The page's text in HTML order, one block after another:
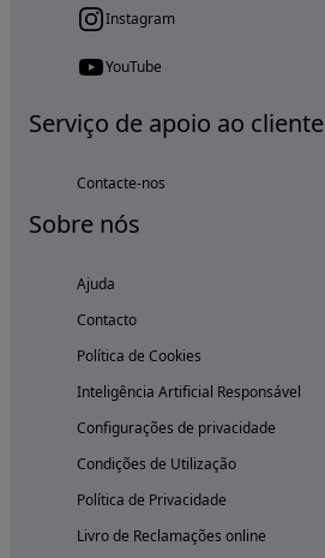
Instagram
YouTube
Serviço de apoio ao cliente
Contacte-nos
Sobre nós
Ajuda
Contacto
Política de Cookies
Inteligência Artificial Responsável
Configurações de privacidade
Condições de Utilização
Política de Privacidade
Livro de Reclamações online